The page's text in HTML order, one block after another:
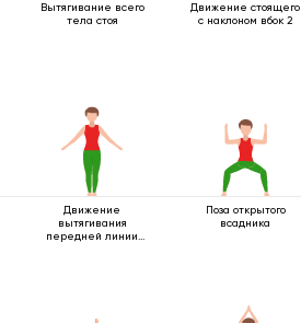
Вытягивание всего
тела стоя
Движение стоящего
с наклоном вбок 2
Движение
вытягивания
передней линии
Поза открытого
всадника